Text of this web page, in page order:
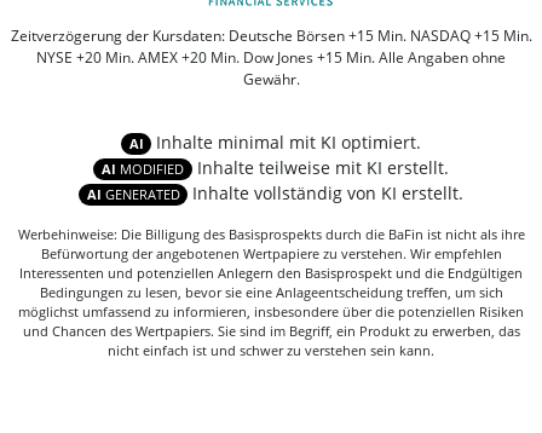
Zeitverzögerung der Kursdaten: Deutsche Börsen +15 Min. NASDAQ +15 Min.
NYSE +20 Min. AMEX +20 Min. Dow Jones +15 Min. Alle Angaben ohne
Gewähr.
AI Inhalte minimal mit KI optimiert.
AI MODIFIED Inhalte teilweise mit KI erstellt.
AI GENERATED Inhalte vollständig von KI erstellt.
Werbehinweise: Die Billigung des Basisprospekts durch die BaFin ist nicht als ihre
Befürwortung der angebotenen Wertpapiere zu verstehen. Wir empfehlen
Interessenten und potenziellen Anlegern den Basisprospekt und die Endgültigen
Bedingungen zu lesen, bevor sie eine Anlageentscheidung treffen, um sich
möglichst umfassend zu informieren, insbesondere über die potenziellen Risiken
und Chancen des Wertpapiers. Sie sind im Begriff, ein Produkt zu erwerben, das
nicht einfach ist und schwer zu verstehen sein kann.